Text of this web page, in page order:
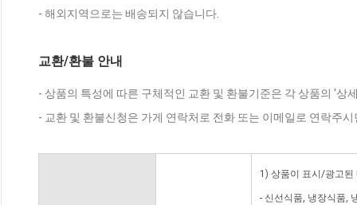
- 해외지역으로는 배송되지 않습니다.
교환/환불 안내
- 상품의 특성에 따른 구체적인 교환 및 환불기준은 각 상품의 '상
- 교환 및 환불신청은 가게 연락처로 전화 또는 이메일로 연락주
1) 상품이 표시/광고된
- 신선식품, 냉장식품,